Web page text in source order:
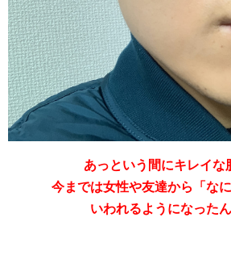
あっという間にキレイな
今までは女性や友達から「な
いわれるようになった